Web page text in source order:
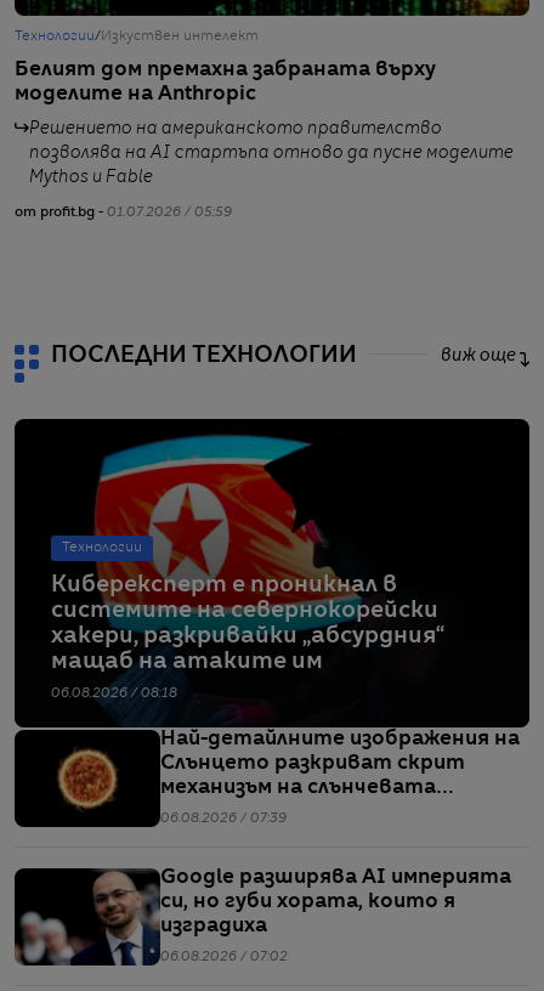
Технологии/Изкуствен интелект
Белият дом премахна забраната върху
моделите на Anthropic
Решението на американското правителство
позволява на AI стартъпа отново да пусне моделите
Mythos и Fable
от profit.bg - 01.07.2026 / 05:59
ПОСЛЕДНИ ТЕХНОЛОГИИ виж още
Технологии
Киберексперт е проникнал в
системите на севернокорейски
хакери, разкривайки „абсурдния“
мащаб на атаките им
06.08.2026 / 08:18
Най-детайлните изображения на
Слънцето разкриват скрит
механизъм на слънчевата
активност
06.08.2026 / 07:39
Google разширява AI империята
си, но губи хората, които я
изградиха
06.08.2026 / 07:02